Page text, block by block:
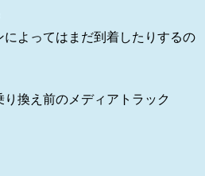
よってはまだ到着したりするの
換え前のメディアトラック